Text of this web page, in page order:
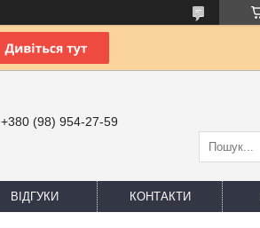
+380 (98) 954-27-59
ВІДГУКИ КОНТАКТИ